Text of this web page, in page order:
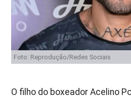
Foto: Reprodução/Redes Sociais
O filho do boxeador Acelino